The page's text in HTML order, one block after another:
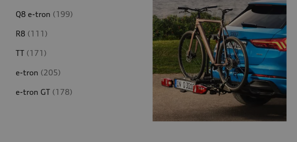
Q8 e-tron (199)
R8 (111)
TT (171)
e-tron (205)
e-tron GT (178)